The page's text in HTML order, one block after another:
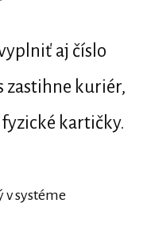
aj číslo
zastihne kuriér,
kartičky.
systéme